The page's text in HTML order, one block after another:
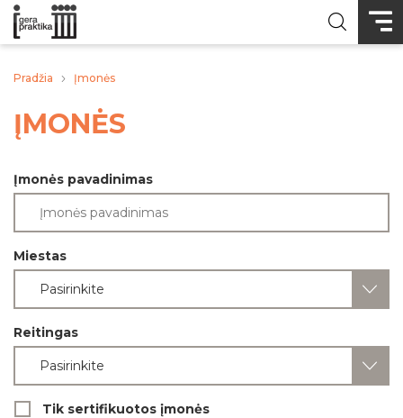
Pradžia Įmonės
ĮMONĖS
Įmonės pavadinimas
Miestas
Pasirinkite
Reitingas
Pasirinkite
Tik sertifikuotos įmonės